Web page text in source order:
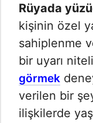
Rüyada
kişinin özel
sahiplenme
bir uyarı
görmek
verilen bir
ilişkilerde